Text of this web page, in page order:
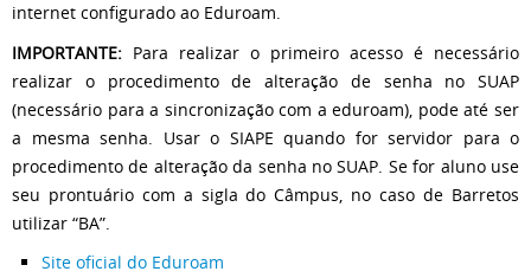
internet configurado ao Eduroam.
IMPORTANTE: Para realizar o primeiro acesso é necessário
realizar o procedimento de alteração de senha no SUAP
(necessário para a sincronização com a eduroam), pode até ser
a mesma senha. Usar o SIAPE quando for servidor para o
procedimento de alteração da senha no SUAP. Se for aluno use
seu prontuário com a sigla do Câmpus, no caso de Barretos
utilizar “BA”.
Site oficial do Eduroam